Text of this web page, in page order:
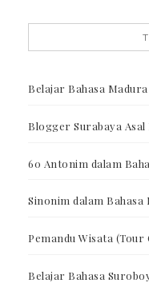
Belajar Bahasa
Blogger Surabaya Asal
60 Antonim dalam
Sinonim dalam Bahasa
Pemandu Wisata (Tour
Belajar Bahasa